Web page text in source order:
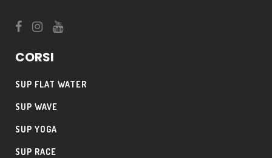
CORSI
SUP FLAT WATER
SUP WAVE
SUP YOGA
SUP RACE